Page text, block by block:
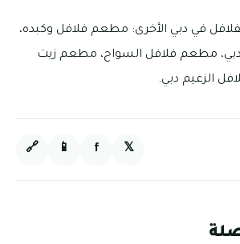
في دبي الأخرى: مطعم فلافل وكبده،
مطعم فلافل السواح، مطعم زيت
الزعيم دبي.
𝕏
f
📱
🔗